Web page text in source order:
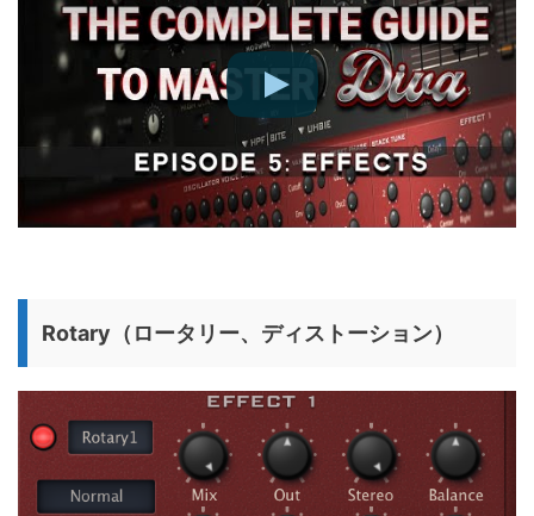
Rotary（ロータリー、ディストーション）